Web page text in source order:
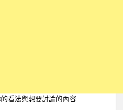
看法與想要討論的內容